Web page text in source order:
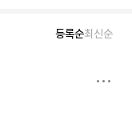
등록순최신순